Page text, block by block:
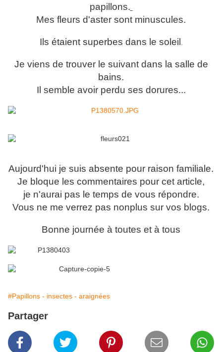
papillons.
Mes fleurs d'aster sont minuscules.
Ils étaient superbes dans le soleil
Je viens de trouver le suivant dans la salle de
bains.
Il semble avoir perdu ses dorures...
Aujourd'hui je suis absente pour raison familiale.
Je bloque les commentaires pour cet article,
je n'aurai pas le temps de vous répondre.
Vous ne me verrez pas nonplus sur vos blogs.
Bonne journée à toutes et à tous
#Papillons - insectes - araignées
Partager